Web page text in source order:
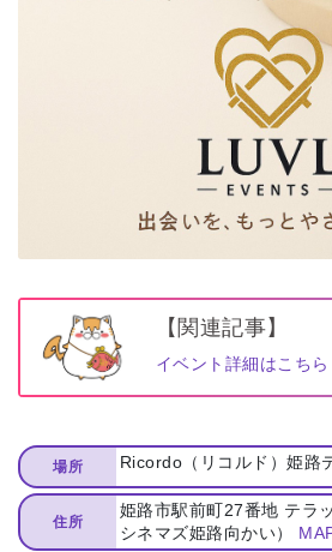
【関連記事】
イベント詳細はこちら
場所 Ricordo（リコルド）姫路
住所
姫路市駅前町27番地 テラ
シネマズ姫路向かい）